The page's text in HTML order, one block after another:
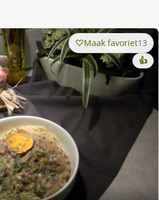
Maak favoriet13
👍